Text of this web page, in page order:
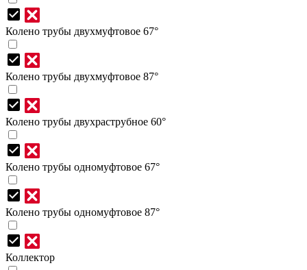
Колено трубы двухмуфтовое 67°
Колено трубы двухмуфтовое 87°
Колено трубы двухраструбное 60°
Колено трубы одномуфтовое 67°
Колено трубы одномуфтовое 87°
Коллектор